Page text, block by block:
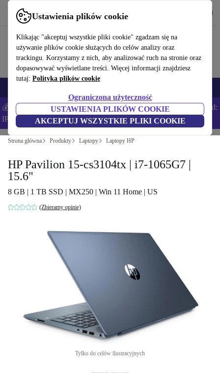
Ustawienia plików cookie
Klikając "akceptuj wszystkie pliki cookie" zgadzam się na
używanie plików cookie służących do celów analizy oraz
trackingu. Korzystamy z nich, aby analizować ruch na stronie oraz
dopasowywać wyświetlane treści. Więcej informacji znajdziesz
tutaj: Polityka plików cookie
Ograniczona użyteczność
USTAWIENIA PLIKÓW COOKIE
AKCEPTUJ WSZYSTKIE PLIKI COOKIE
Korzystaj z refurbed szybko i łatwo
💰Zaoszczędź DODATKOWE 5% na wszystkich iPhone’ach – Kod:
IPHONEDEAL –Regulamin
Strona główna Produkty Laptopy Laptopy HP
HP Pavilion 15-cs3104tx | i7-1065G7 |
15.6"
8 GB | 1 TB SSD | MX250 | Win 11 Home | US
(Zbieramy opinie)
Tylko do celów ilustracyjnych